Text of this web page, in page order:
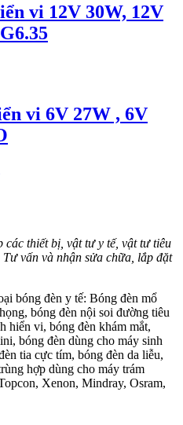
vi 12V 30W, 12V
vi 6V 27W , 6V
các thiết bị, vật tư y tế, vật tư tiêu
vấn và nhận sửa chữa, lắp đặt
bóng đèn y tế: Bóng đèn mổ
bóng đèn nội soi đường tiêu
hiển vi, bóng đèn khám mắt,
bóng đèn dùng cho máy sinh
tia cực tím, bóng đèn da liễu,
hợp dùng cho máy trám
Xenon, Mindray, Osram,